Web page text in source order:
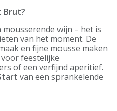
Brut?
mousserende wijn – het is
van het moment. De
en fijne mousse maken
feestelijke
of een verfijnd aperitief.
van een sprankelende